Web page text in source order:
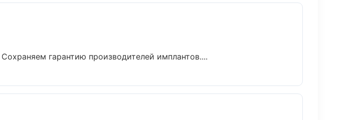
гарантию производителей имплантов....